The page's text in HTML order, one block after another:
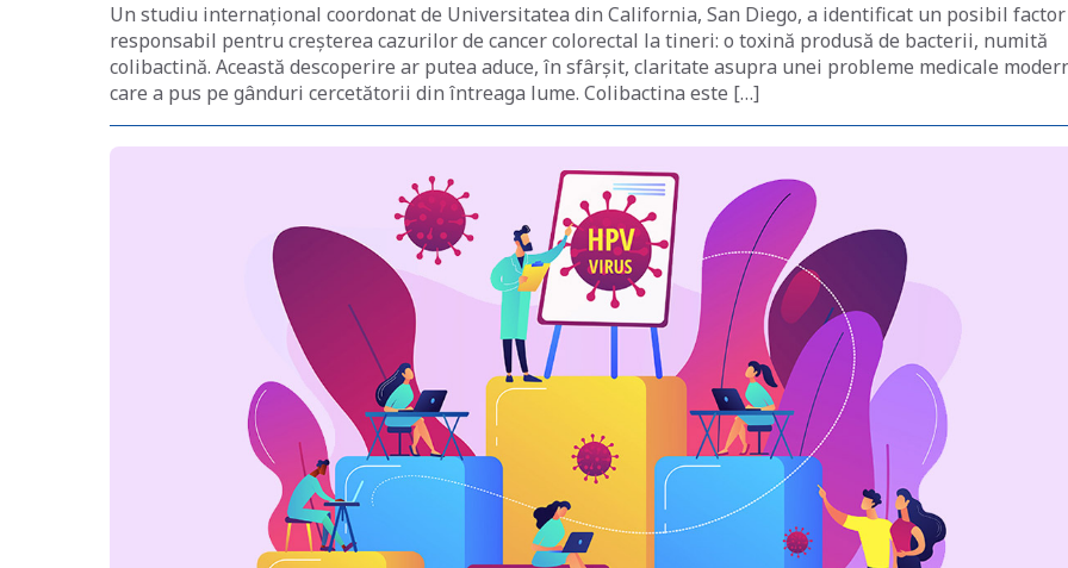
Un studiu internațional coordonat de Universitatea din California, San Diego, a identificat un posibil factor
responsabil pentru creșterea cazurilor de cancer colorectal la tineri: o toxină produsă de bacterii, numită
colibactină. Această descoperire ar putea aduce, în sfârșit, claritate asupra unei probleme medicale
care a pus pe gânduri cercetătorii din întreaga lume. Colibactina este […]